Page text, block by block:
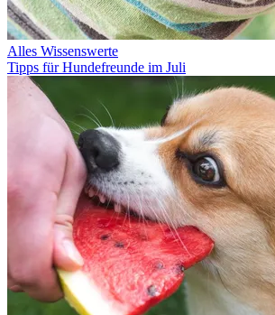
Alles Wissenswerte
Tipps für Hundefreunde im Juli